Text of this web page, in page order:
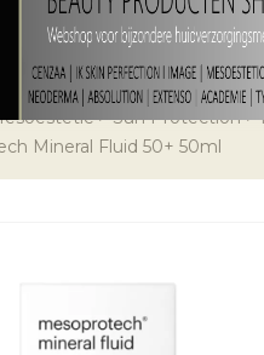
>Sun Protection>
Mineral Fluid 50+ 50ml